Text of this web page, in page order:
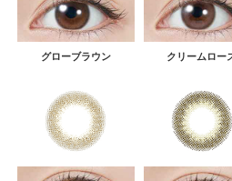
グローブラウン クリームロー